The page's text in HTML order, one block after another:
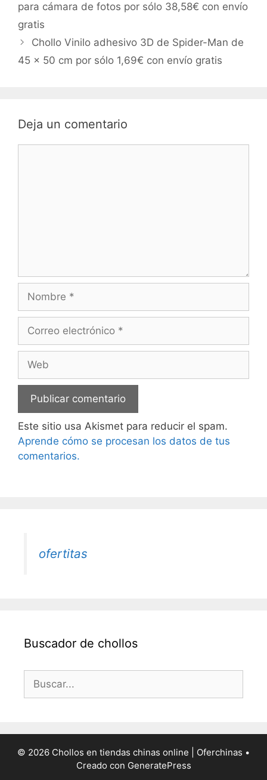
para cámara de fotos por sólo 38,58€ con envío
gratis
Chollo Vinilo adhesivo 3D de Spider-Man de
45 x 50 cm por sólo 1,69€ con envío gratis
Deja un comentario
Nombre
Correo
Web
Este sitio usa Akismet para reducir el spam.
Aprende cómo se procesan los datos de tus
comentarios.
ofertitas
Buscador de chollos
© 2026 Chollos en tiendas chinas online | Oferchinas •
Creado con GeneratePress